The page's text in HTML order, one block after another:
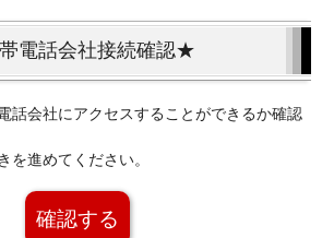
電話会社接続確認★
話会社にアクセスすることができるか確認
を進めてください。
確認する